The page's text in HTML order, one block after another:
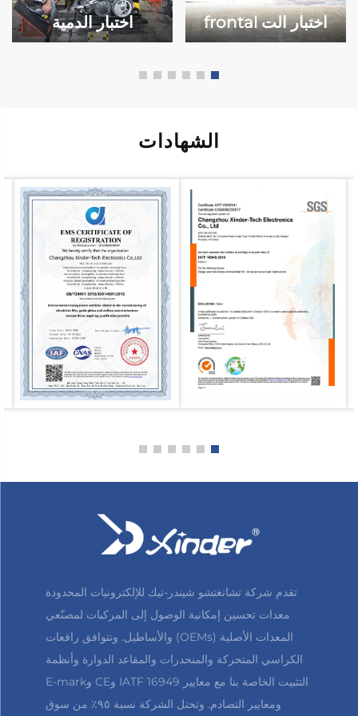
اختبار الت frontal اختبار الدمية
الشهادات
تقدم شركة تشانغتشو شيندر-تيك للإلكترونيات المحدودة
معدات تحسين إمكانية الوصول إلى المركبات لمصنّعي
المعدات الأصلية (OEMs) والأساطيل. وتتوافق رافعات
الكراسي المتحركة والمنحدرات والمقاعد الدوارة وأنظمة
التثبيت الخاصة بنا مع معايير IATF 16949 وCE وE-mark
ومعايير التصادم. وتحتل الشركة نسبة ٩٥٪ من سوق